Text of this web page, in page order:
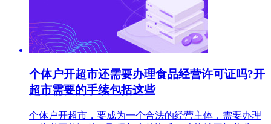
个体户开超市还需要办理食品经营许可证吗?开
超市需要的手续包括这些
个体户开超市，要成为一个合法的经营主体，需要办理